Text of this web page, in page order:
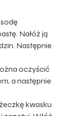
Nałóż ją
Następnie
oczyścić
a następnie
kwasku